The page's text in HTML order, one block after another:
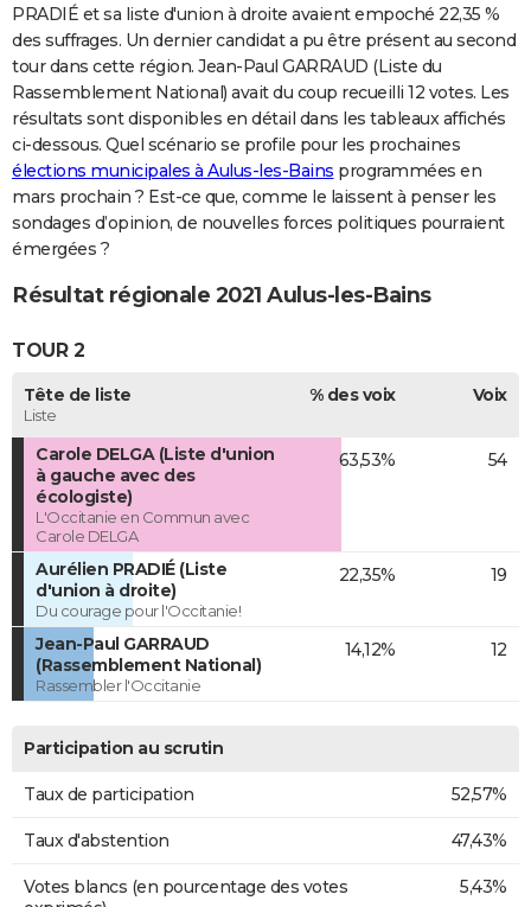
Bricolage
Lifestyle
Culture
Sport
Auto
Television
Voyage
Cinema
PRADIÉ et sa liste d'union à droite avaient empoché 22,35 %
des suffrages. Un dernier candidat a pu être présent au second
tour dans cette région. Jean-Paul GARRAUD (Liste du
Rassemblement National) avait du coup recueilli 12 votes. Les
résultats sont disponibles en détail dans les tableaux affichés
ci-dessous. Quel scénario se profile pour les prochaines
élections municipales à Aulus-les-Bains programmées en
mars prochain ? Est-ce que, comme le laissent à penser les
sondages d’opinion, de nouvelles forces politiques pourraient
émergées ?
Résultat régionale 2021 Aulus-les-Bains
TOUR 2
Tête de liste
Liste
% des voix Voix
Carole DELGA (Liste d'union
à gauche avec des
écologiste)
L'Occitanie en Commun avec
Carole DELGA
63,53% 54
Aurélien PRADIÉ (Liste
d'union à droite)
Du courage pour l'Occitanie!
22,35% 19
Jean-Paul GARRAUD
(Rassemblement National)
Rassembler l'Occitanie
14,12% 12
Participation au scrutin
Taux de participation 52,57%
Taux d'abstention 47,43%
Votes blancs (en pourcentage des votes
5,43%